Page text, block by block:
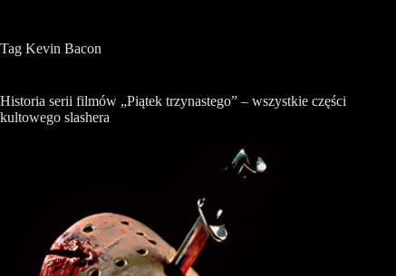
Tag Kevin Bacon
Historia serii filmów „Piątek trzynastego” – wszystkie części
kultowego slashera